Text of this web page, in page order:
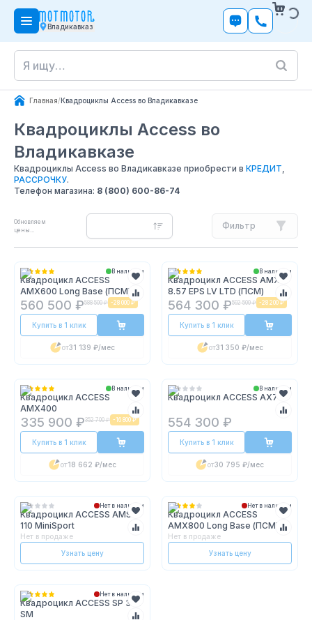
Владикавказ
Главная/Квадроциклы Access во Владикавказе
Квадроциклы Access во
Владикавказе
Квадроциклы Access во Владикавказе приобрести в КРЕДИТ,
РАССРОЧКУ.
Телефон магазина: 8 (800) 600-86-74
Обновляем
цены...
Фильтр
В наличии
Квадроцикл ACCESS
AMX600 Long Base (ПСМ)
560 500 ₽588 500 ₽ -28 000 ₽
Купить в 1 клик
от31 139 ₽/мес
В наличии
Квадроцикл ACCESS AMX
8.57 EPS LV LTD (ПСМ)
564 300 ₽592 500 ₽ -28 200 ₽
Купить в 1 клик
от31 350 ₽/мес
В наличии
Квадроцикл ACCESS
AMX400
335 900 ₽352 700 ₽ -16 800 ₽
Купить в 1 клик
от18 662 ₽/мес
В наличии
Квадроцикл ACCESS AX700
554 300 ₽
Купить в 1 клик
от30 795 ₽/мес
Нет в наличии
Квадроцикл ACCESS AMS
110 MiniSport
Нет в продаже
Узнать цену
Нет в наличии
Квадроцикл ACCESS
AMX800 Long Base (ПСМ)
Нет в продаже
Узнать цену
Нет в наличии
Квадроцикл ACCESS SP 300
SM